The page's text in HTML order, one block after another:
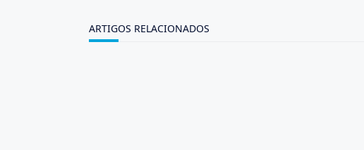
text">Page</span>
ARTIGOS RELACIONADOS